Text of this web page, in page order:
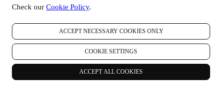
Check our Cookie Policy.
ACCEPT NECESSARY COOKIES ONLY
COOKIE SETTINGS
ACCEPT ALL COOKIES
Naam, voornaam, e-mailadres, geboortedatum en andere
Creuset-account aan te maken of als gastgebruiker te kopen,
of om u aan te melden voor onze marketingcommunicatie
online of in onze winkels;
aankoop, leveringsgegevens, product- en betalingsgegevens,
voor het beheer van uw bestellingen;